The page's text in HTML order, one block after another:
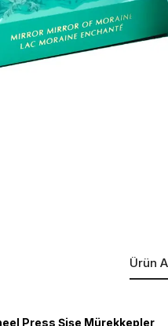
Ürün
Press Şişe Mürekkepler